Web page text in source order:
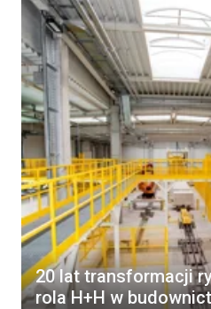
20 lat transformacji
rola H+H w